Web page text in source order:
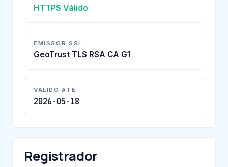
HTTPS Válido
EMISSOR SSL
GeoTrust TLS RSA CA G1
VÁLIDO ATÉ
2026-05-18
Registrador